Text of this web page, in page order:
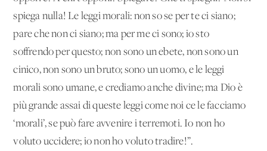
spiega nulla! Le leggi morali: non so se per te ci siano;
pare che non ci siano; ma per me ci sono; io sto
soffrendo per questo; non sono un ebete, non sono un
cinico, non sono un bruto; sono un uomo, e le leggi
morali sono umane, e crediamo anche divine; ma Dio è
più grande assai di queste leggi come noi ce le facciamo
‘morali’, se può fare avvenire i terremoti. Io non ho
voluto uccidere; io non ho voluto tradire!”.